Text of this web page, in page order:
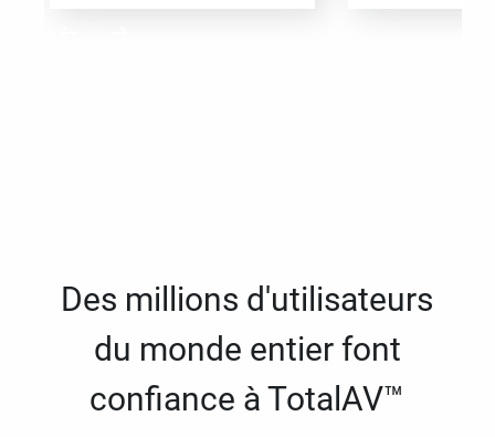
Des millions d'utilisateurs
du monde entier font
confiance à TotalAV™